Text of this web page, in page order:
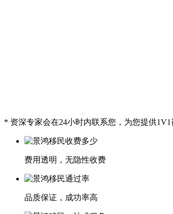
* 资深专家会在24小时内联系您，为您提供
费用透明，无隐性收费
品质保证，成功率高